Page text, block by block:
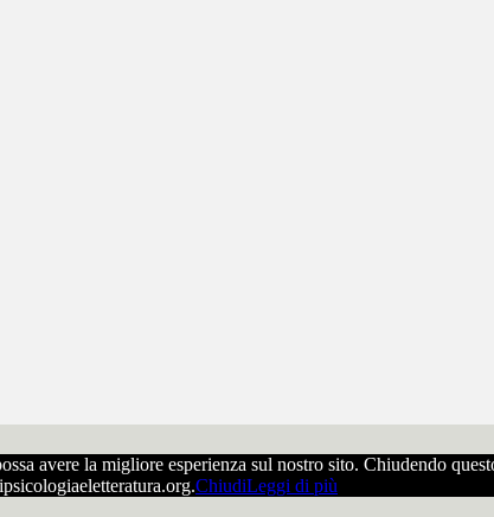
avere la migliore esperienza sul nostro sito. Chiudendo
ChiudiLeggi di più